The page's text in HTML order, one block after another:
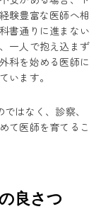
験豊富な医師へ相
書通りに進まない
一人で抱え込まず
科を始める医師に
います。
はなく、診察、
て医師を育てるこ
良さつ